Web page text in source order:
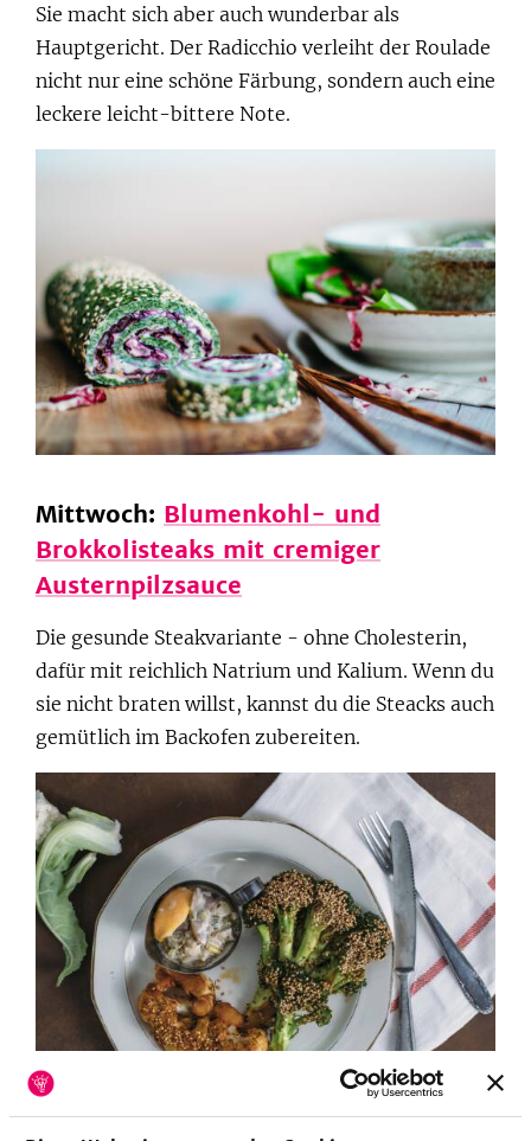
Sie macht sich aber auch wunderbar als
Hauptgericht. Der Radicchio verleiht der Roulade
nicht nur eine schöne Färbung, sondern auch eine
leckere leicht-bittere Note.
Mittwoch: Blumenkohl- und
Brokkolisteaks mit cremiger
Austernpilzsauce
Die gesunde Steakvariante - ohne Cholesterin,
dafür mit reichlich Natrium und Kalium. Wenn du
sie nicht braten willst, kannst du die Steacks auch
gemütlich im Backofen zubereiten.